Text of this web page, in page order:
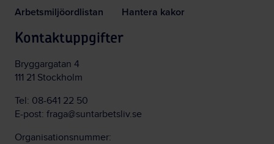
Arbetsmiljöordlistan
Hantera kakor
Kontaktuppgifter
Bryggargatan 4
111 21 Stockholm
Tel: 08-641 22 50
E-post: fraga@suntarbetsliv.se
Organisationsnummer: